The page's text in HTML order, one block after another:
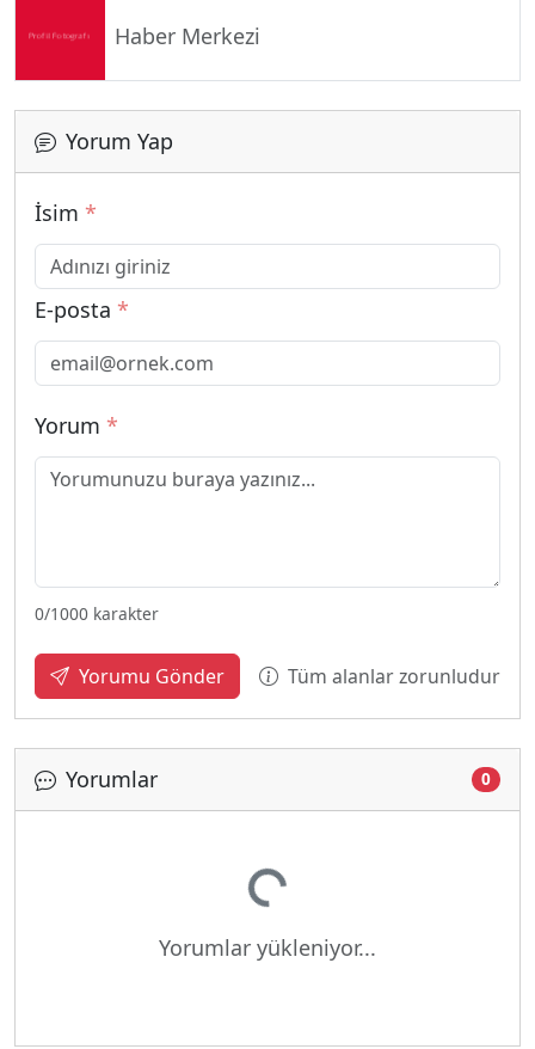
Haber Merkezi
Yorum Yap
İsim *
E-posta *
Yorum *
0/1000 karakter
Yorumu Gönder Tüm alanlar zorunludur
Yorumlar 0
Yükleniyor...
Yorumlar yükleniyor...